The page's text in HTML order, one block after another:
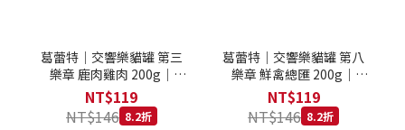
葛蕾特｜交響樂貓罐 第三
樂章 鹿肉雞肉 200g｜
GranataPet 200克 主食罐
無穀罐 無膠罐 主食貓罐 德
罐
NT$119
NT$146 8.2折
葛蕾特｜交響樂貓罐 第八
樂章 鮮禽總匯 200g｜
GranataPet 200克 主食罐
無穀罐 無膠罐 主食貓罐 德
罐
NT$119
NT$146 8.2折